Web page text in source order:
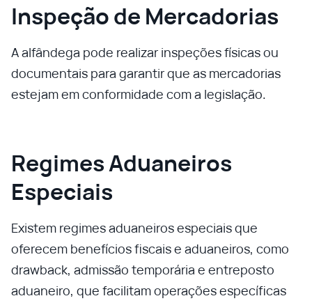
Inspeção de Mercadorias
A alfândega pode realizar inspeções físicas ou
documentais para garantir que as mercadorias
estejam em conformidade com a legislação.
Regimes Aduaneiros
Especiais
Existem regimes aduaneiros especiais que
oferecem benefícios fiscais e aduaneiros, como
drawback, admissão temporária e entreposto
aduaneiro, que facilitam operações específicas